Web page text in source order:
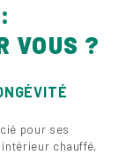
VOUS ?
pour ses
chauffé,